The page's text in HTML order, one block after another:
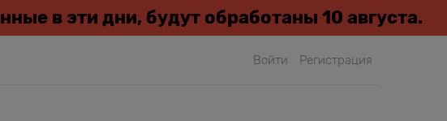
в эти дни, будут обработаны 10 августа.
Войти Регистрация